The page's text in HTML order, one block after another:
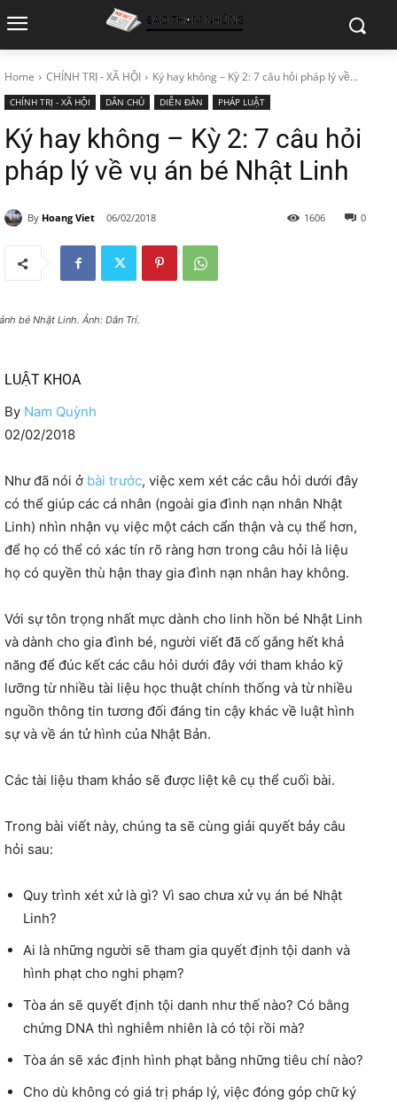
Home CHÍNH TRỊ - XÃ HỘI Ký hay không – Kỳ 2: 7 câu hỏi pháp lý về...
CHÍNH TRỊ - XÃ HỘI DÂN CHỦ DIỄN ĐÀN PHÁP LUẬT
Ký hay không – Kỳ 2: 7 câu hỏi
pháp lý về vụ án bé Nhật Linh
By Hoang Viet 06/02/2018 0
1606
bé Nhật Linh. Ảnh: Dân Trí.
LUẬT KHOA
By Nam Quỳnh
02/02/2018
Như đã nói ở bài trước, việc xem xét các câu hỏi dưới đây
có thể giúp các cá nhân (ngoài gia đình nạn nhân Nhật
Linh) nhìn nhận vụ việc một cách cẩn thận và cụ thể hơn,
để họ có thể có xác tín rõ ràng hơn trong câu hỏi là liệu
họ có quyền thù hận thay gia đình nạn nhân hay không.
Với sự tôn trọng nhất mực dành cho linh hồn bé Nhật Linh
và dành cho gia đình bé, người viết đã cố gắng hết khả
năng để đúc kết các câu hỏi dưới đây với tham khảo kỹ
lưỡng từ nhiều tài liệu học thuật chính thống và từ nhiều
nguồn thông tin tương đối đáng tin cậy khác về luật hình
sự và về án tử hình của Nhật Bản.
Các tài liệu tham khảo sẽ được liệt kê cụ thể cuối bài.
Trong bài viết này, chúng ta sẽ cùng giải quyết bảy câu
hỏi sau:
Quy trình xét xử là gì? Vì sao chưa xử vụ án bé Nhật
Linh?
Ai là những người sẽ tham gia quyết định tội danh và
hình phạt cho nghi phạm?
Tòa án sẽ quyết định tội danh như thế nào? Có bằng
chứng DNA thì nghiễm nhiên là có tội rồi mà?
Tòa án sẽ xác định hình phạt bằng những tiêu chí nào?
Cho dù không có giá trị pháp lý, việc đóng góp chữ ký